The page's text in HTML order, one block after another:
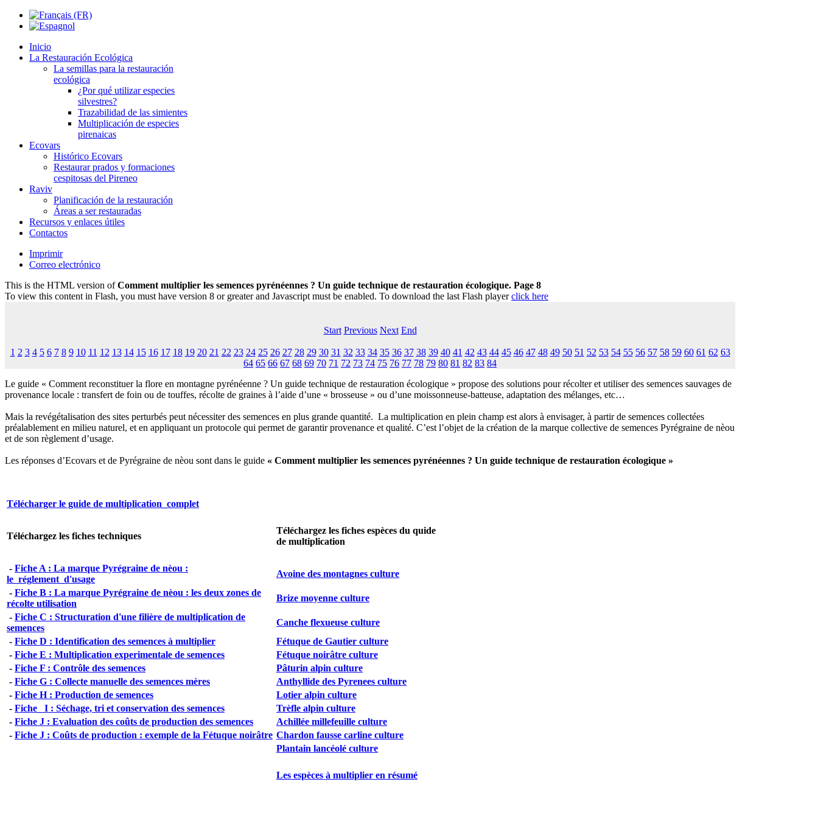
Inicio
La Restauración Ecológica
La semillas para la restauración
ecológica
¿Por qué utilizar especies
silvestres?
Trazabilidad de las simientes
Multiplicación de especies
pirenaicas
Ecovars
Histórico Ecovars
Restaurar prados y formaciones
cespitosas del Pireneo
Raviv
Planificación de la restauración
Áreas a ser restauradas
Recursos y enlaces útiles
Contactos
Imprimir
Correo electrónico
This is the HTML version ofComment multiplier les semences pyrénéennes ? Un guide technique de restauration écologique. Page 8
To view this content in Flash, you must have version 8 or greater and Javascript must be enabled. To download the last Flash playerclick here
Start Previous Next End
1 2 3 4 5 6 7 8 9 10 11 12 13 14 15 16 17 18 19 20 21 22 23 24 25 26 27 28 29 30 31 32 33 34 35 36 37 38 39 40 41 42 43 44 45 46 47 48 49 50 51 52 53 54 55 56 57 58 59 60 61 62 63
64 65 66 67 68 69 70 71 72 73 74 75 76 77 78 79 80 81 82 83 84
Le guide « Comment reconstituer la flore en montagne pyrénéenne ? Un guide technique de restauration écologique » propose des solutions pour récolter et utiliser des semences sauvages de
provenance locale : transfert de foin ou de touffes, récolte de graines à l’aide d’une « brosseuse » ou d’une moissonneuse-batteuse, adaptation des mélanges, etc…
Mais la revégétalisation des sites perturbés peut nécessiter des semences en plus grande quantité. La multiplication en plein champ est alors à envisager, à partir de semences collectées
préalablement en milieu naturel, et en appliquant un protocole qui permet de garantir provenance et qualité. C’est l’objet de la création de la marque collective de semences Pyrégraine de nèou
et de son règlement d’usage.
Les réponses d’Ecovars et de Pyrégraine de nèou sont dans le guide « Comment multiplier les semences pyrénéennes ? Un guide technique de restauration écologique »
Télécharger le guide de multiplication_complet
Téléchargez les fiches techniques
Téléchargez les fiches espèces du quide
de multiplication
- Fiche A : La marque Pyrégraine de nèou :
le_réglement_d'usage
Avoine des montagnes culture
- Fiche B : La marque Pyrégraine de nèou : les deux zones de
récolte utilisation
Brize moyenne culture
- Fiche C : Structuration d'une filière de multiplication de
semences
Canche flexueuse culture
- Fiche D : Identification des semences à multiplier
Fétuque de Gautier culture
- Fiche E : Multiplication experimentale de semences
Fétuque noirâtre culture
- Fiche F : Contrôle des semences
Pâturin alpin culture
- Fiche G : Collecte manuelle des semences mères
Anthyllide des Pyrenees culture
- Fiche H : Production de semences
Lotier alpin culture
- Fiche_ I : Séchage, tri et conservation des semences
Trèfle alpin culture
- Fiche J : Evaluation des coûts de production des semences
Achillée millefeuille culture
- Fiche J : Coûts de production : exemple de la Fétuque noirâtre Chardon fausse carline culture
Plantain lancéolé culture
Les espèces à multiplier en résumé